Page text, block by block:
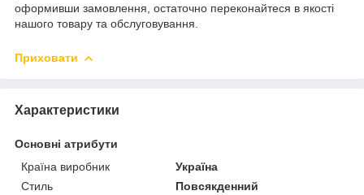
оформивши замовлення, остаточно переконайтеся в якості
нашого товару та обслуговування.
Приховати
Характеристики
Основні атрибути
Країна виробник
Україна
Стиль
Повсякденний